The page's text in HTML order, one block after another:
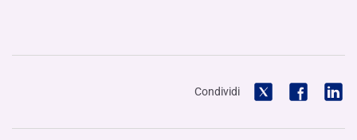
Condividi